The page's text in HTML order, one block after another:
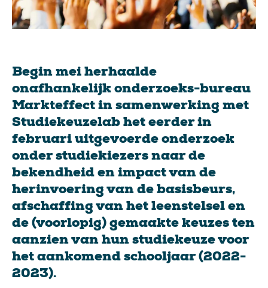
Begin mei herhaalde
onafhankelijk onderzoeks-bureau
Markteffect in samenwerking met
Studiekeuzelab het eerder in
februari uitgevoerde onderzoek
onder studiekiezers naar de
bekendheid en impact van de
herinvoering van de basisbeurs,
afschaffing van het leenstelsel en
de (voorlopig) gemaakte keuzes ten
aanzien van hun studiekeuze voor
het aankomend schooljaar (2022-
2023).